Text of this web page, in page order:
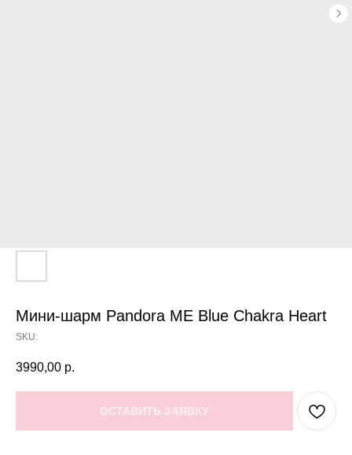
Мини-шарм Pandora ME Blue Chakra Heart
SKU:
3990,00 р.
ОСТАВИТЬ ЗАЯВКУ